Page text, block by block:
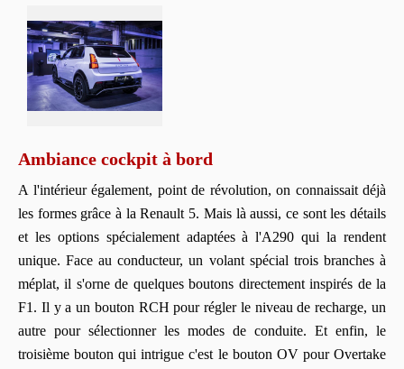
Ambiance cockpit à bord
A l'intérieur également, point de révolution, on connaissait déjà
les formes grâce à la Renault 5. Mais là aussi, ce sont les détails
et les options spécialement adaptées à l'A290 qui la rendent
unique. Face au conducteur, un volant spécial trois branches à
méplat, il s'orne de quelques boutons directement inspirés de la
F1. Il y a un bouton RCH pour régler le niveau de recharge, un
autre pour sélectionner les modes de conduite. Et enfin, le
troisième bouton qui intrigue c'est le bouton OV pour Overtake